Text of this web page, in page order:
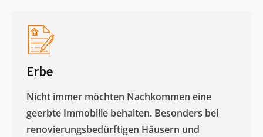
Erbe
Nicht immer möchten Nachkommen eine
geerbte Immobilie behalten. Besonders bei
renovierungsbedürftigen Häusern und